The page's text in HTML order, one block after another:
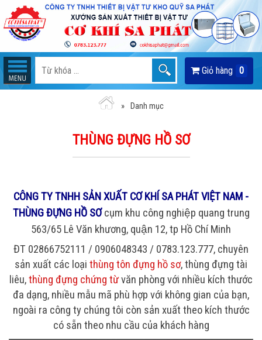
Giỏ hàng 0
Danh mục
THÙNG ĐỰNG HỒ SƠ
CÔNG TY TNHH SẢN XUẤT CƠ KHÍ SA PHÁT VIỆT NAM -
THÙNG ĐỰNG HỒ SƠcụm khu công nghiệp quang trung
563/65 Lê Văn khương, quận 12, tp Hồ Chí Minh
ĐT 02866752111 / 0906048343 / 0783.123.777, chuyên
sản xuất các loại thùng tôn đựng hồ sơ, thùng đựng tài
liêu,thùng đựng chứng từvăn phòng với nhiều kích thước
đa dạng, nhiều mẫu mã phù hợp với không gian của bạn,
ngoài ra công ty chúng tôi còn sản xuất theo kích thước
có sẵn theo nhu cầu của khách hàng